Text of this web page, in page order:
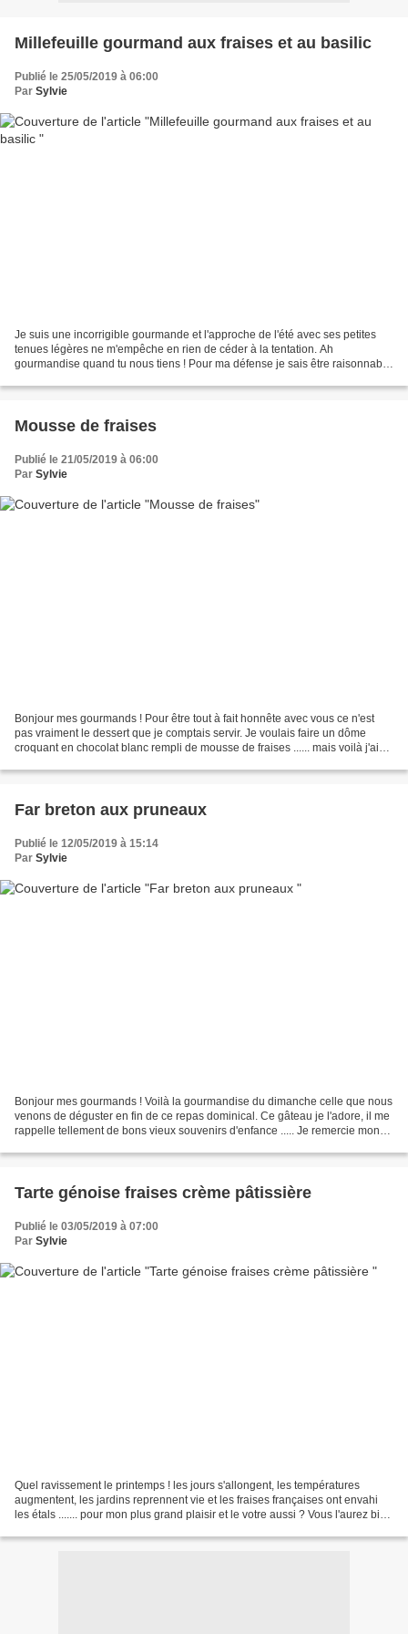
Millefeuille gourmand aux fraises et au basilic
Publié le 25/05/2019 à 06:00
Par Sylvie
Je suis une incorrigible gourmande et l'approche de l'été avec ses petites
tenues légères ne m'empêche en rien de céder à la tentation. Ah
gourmandise quand tu nous tiens ! Pour ma défense je sais être raisonnable
Mousse de fraises
Publié le 21/05/2019 à 06:00
Par Sylvie
Bonjour mes gourmands ! Pour être tout à fait honnête avec vous ce n'est
pas vraiment le dessert que je comptais servir. Je voulais faire un dôme
croquant en chocolat blanc rempli de mousse de fraises ...... mais voilà j'ai
Far breton aux pruneaux
Publié le 12/05/2019 à 15:14
Par Sylvie
Bonjour mes gourmands ! Voilà la gourmandise du dimanche celle que nous
venons de déguster en fin de ce repas dominical. Ce gâteau je l'adore, il me
rappelle tellement de bons vieux souvenirs d'enfance ..... Je remercie mon
Tarte génoise fraises crème pâtissière
Publié le 03/05/2019 à 07:00
Par Sylvie
Quel ravissement le printemps ! les jours s'allongent, les températures
augmentent, les jardins reprennent vie et les fraises françaises ont envahi
les étals ....... pour mon plus grand plaisir et le votre aussi ? Vous l'aurez bien